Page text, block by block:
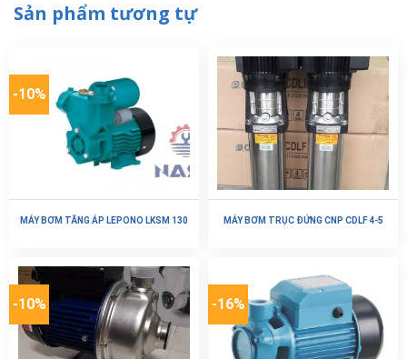
Sản phẩm tương tự
-10%
MÁY BƠM TĂNG ÁP LEPONO LKSM 130 MÁY BƠM TRỤC ĐỨNG CNP CDLF 4-5
-10% -16%